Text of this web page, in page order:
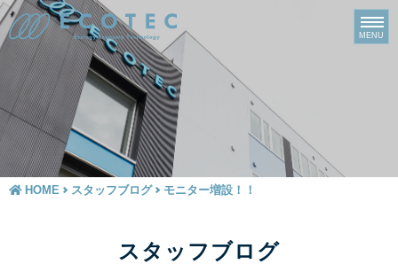
HOME スタッフブログ モニター増設！！
スタッフブログ